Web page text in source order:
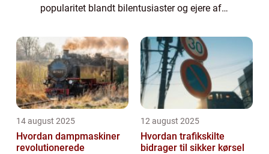
popularitet blandt bilentusiaster og ejere af
multifunktionelle bil har sin e...
14 august 2025
Hvordan dampmaskiner
revolutionerede
12 august 2025
Hvordan trafikskilte
bidrager til sikker kørsel